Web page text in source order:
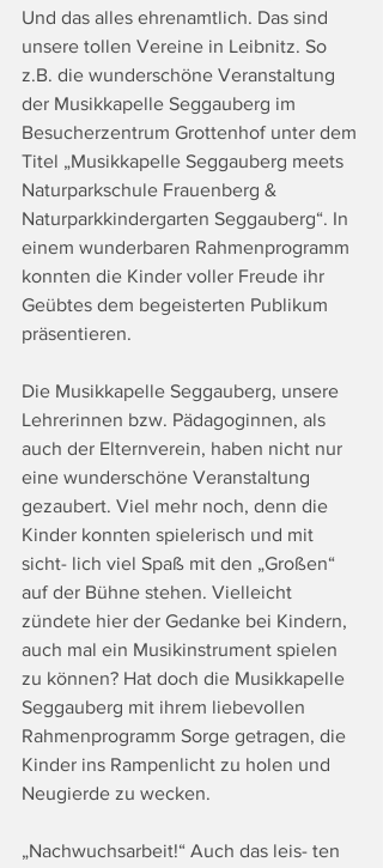
Und das alles ehrenamtlich. Das sind
unsere tollen Vereine in Leibnitz. So
z.B. die wunderschöne Veranstaltung
der Musikkapelle Seggauberg im
Besucherzentrum Grottenhof unter dem
Titel „Musikkapelle Seggauberg meets
Naturparkschule Frauenberg &
Naturparkkindergarten Seggauberg“. In
einem wunderbaren Rahmenprogramm
konnten die Kinder voller Freude ihr
Geübtes dem begeisterten Publikum
präsentieren.
Die Musikkapelle Seggauberg, unsere
Lehrerinnen bzw. Pädagoginnen, als
auch der Elternverein, haben nicht nur
eine wunderschöne Veranstaltung
gezaubert. Viel mehr noch, denn die
Kinder konnten spielerisch und mit
sicht- lich viel Spaß mit den „Großen“
auf der Bühne stehen. Vielleicht
zündete hier der Gedanke bei Kindern,
auch mal ein Musikinstrument spielen
zu können? Hat doch die Musikkapelle
Seggauberg mit ihrem liebevollen
Rahmenprogramm Sorge getragen, die
Kinder ins Rampenlicht zu holen und
Neugierde zu wecken.
„Nachwuchsarbeit!“ Auch das leis- ten